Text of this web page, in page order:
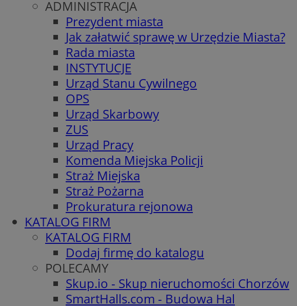
ADMINISTRACJA
Prezydent miasta
Jak załatwić sprawę w Urzędzie Miasta?
Rada miasta
INSTYTUCJE
Urząd Stanu Cywilnego
OPS
Urząd Skarbowy
ZUS
Urząd Pracy
Komenda Miejska Policji
Straż Miejska
Straż Pożarna
Prokuratura rejonowa
KATALOG FIRM
KATALOG FIRM
Dodaj firmę do katalogu
POLECAMY
Skup.io - Skup nieruchomości Chorzów
SmartHalls.com - Budowa Hal